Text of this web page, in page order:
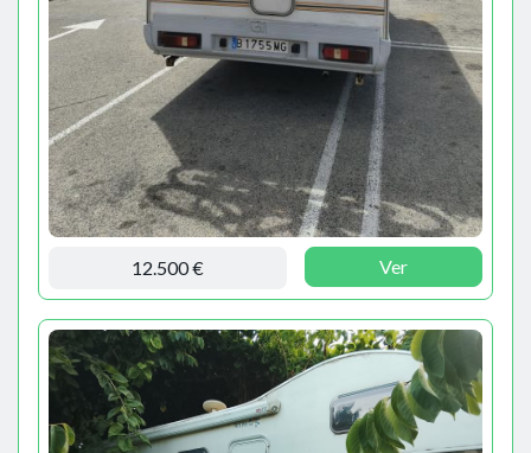
12.500 € Ver